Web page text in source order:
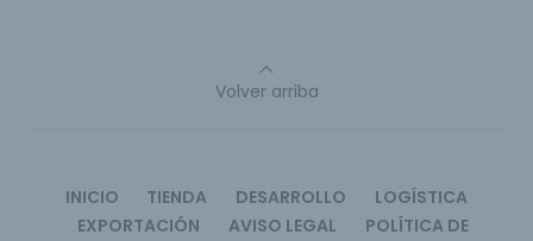
Volver arriba
INICIO TIENDA DESARROLLO
LOGÍSTICA
EXPORTACIÓN
AVISO LEGAL
POLÍTICA DE